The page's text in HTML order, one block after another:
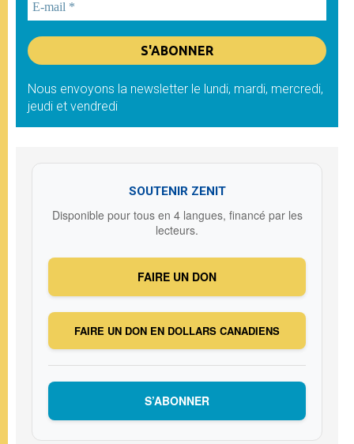
Nous envoyons la newsletter le lundi, mardi, mercredi,
jeudi et vendredi
SOUTENIR ZENIT
Disponible pour tous en 4 langues, financé par les
lecteurs.
FAIRE UN DON
FAIRE UN DON EN DOLLARS CANADIENS
S’ABONNER